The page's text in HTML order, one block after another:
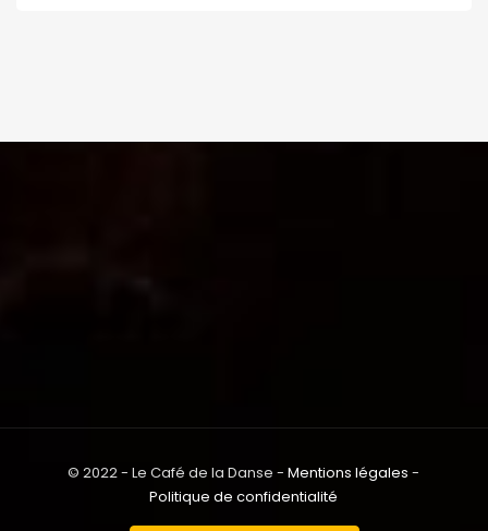
© 2022 - Le Café de la Danse -Mentions légales -
Politique de confidentialité